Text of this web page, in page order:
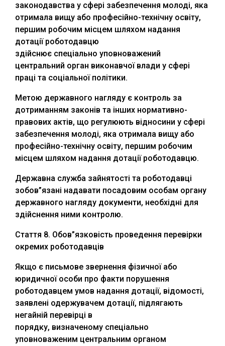
законодавства у сфері забезпечення молоді, яка
отримала вищу або професійно-технічну освіту,
першим робочим місцем шляхом надання
дотації роботодавцю
здійснює спеціально уповноважений
центральний орган виконавчої влади у сфері
праці та соціальної політики.
Метою державного нагляду є контроль за
дотриманням законів та інших нормативно-
правових актів, що регулюють відносини у сфері
забезпечення молоді, яка отримала вищу або
професійно-технічну освіту, першим робочим
місцем шляхом надання дотації роботодавцю.
Державна служба зайнятості та роботодавці
зобов”язані надавати посадовим особам органу
державного нагляду документи, необхідні для
здійснення ними контролю.
Стаття 8. Обов”язковість проведення перевірки
окремих роботодавців
Якщо є письмове звернення фізичної або
юридичної особи про факти порушення
роботодавцем умов надання дотації, відомості,
заявлені одержувачем дотації, підлягають
негайній перевірці в
порядку, визначеному спеціально
уповноваженим центральним органом